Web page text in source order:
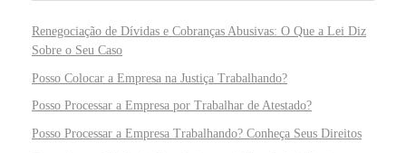
Renegociação de Dívidas e Cobranças Abusivas: O Que a Lei Diz
Sobre o Seu Caso
Posso Colocar a Empresa na Justiça Trabalhando?
Posso Processar a Empresa por Trabalhar de Atestado?
Posso Processar a Empresa Trabalhando? Conheça Seus Direitos